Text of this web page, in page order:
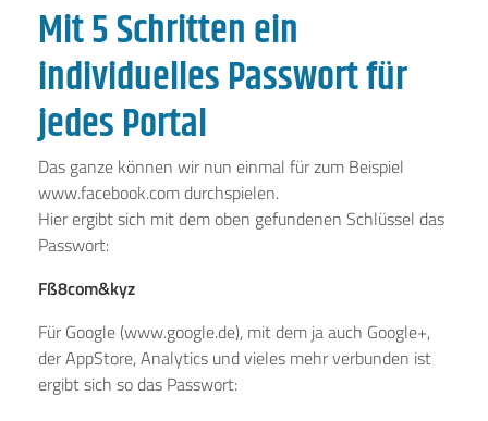
Mit 5 Schritten ein
individuelles Passwort für
jedes Portal
Das ganze können wir nun einmal für zum Beispiel
www.facebook.com durchspielen.
Hier ergibt sich mit dem oben gefundenen Schlüssel das
Passwort:
Fß8com&kyz
Für Google (www.google.de), mit dem ja auch Google+,
der AppStore, Analytics und vieles mehr verbunden ist
ergibt sich so das Passwort: